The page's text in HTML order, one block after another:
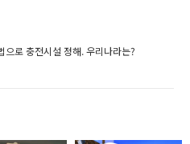
로 충전시설 정해. 우리나라는?